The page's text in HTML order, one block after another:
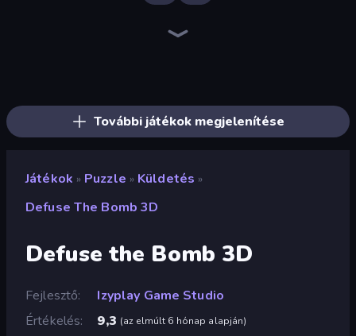
További játékok megjelenítése
Játékok » Puzzle » Küldetés »
Defuse The Bomb 3D
Defuse the Bomb 3D
Fejlesztő
Izyplay Game Studio
Értékelés
9,3 (az elmúlt 6 hónap alapján)